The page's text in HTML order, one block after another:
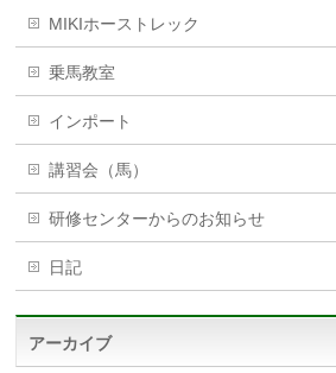
MIKIホーストレック
乗馬教室
インポート
講習会（馬）
研修センターからのお知らせ
日記
アーカイブ